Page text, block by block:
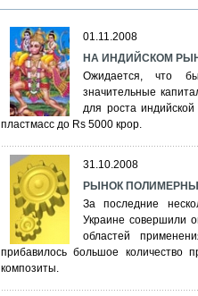
01.11.2008
НА ИНДИЙСКОМ
Ожидается, что
значительные
для роста
пластмасс до Rs 5000 крор.
31.10.2008
РЫНОК
За последние
Украине совершили
областей
прибавилось большое количество
композиты.